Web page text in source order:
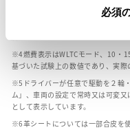
必須
燃費表示はWLTCモード、10・
基づいた試験上の数値であり、実際
ドライバーが任意で駆動を２輪
ム」、車両の設定で常時又は可変
として表示しています。
革シートについては一部合皮を